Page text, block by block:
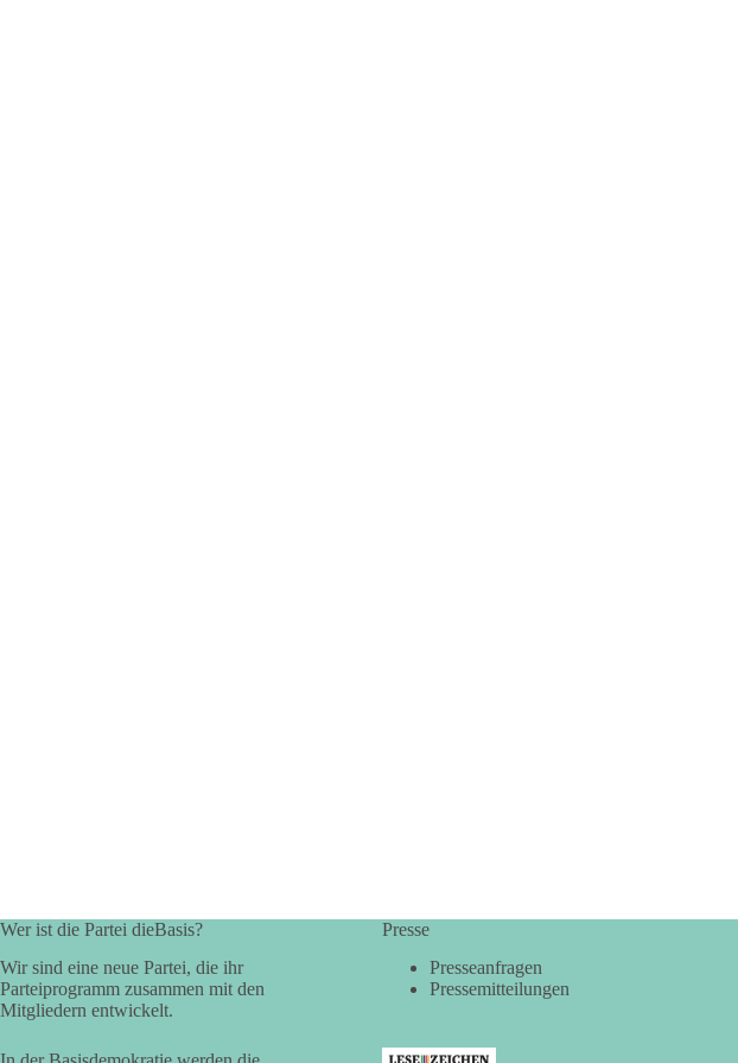
Wer ist die Partei dieBasis?
Wir sind eine neue Partei, die ihr
Parteiprogramm zusammen mit den
Mitgliedern entwickelt.
Presse
Presseanfragen
Pressemitteilungen